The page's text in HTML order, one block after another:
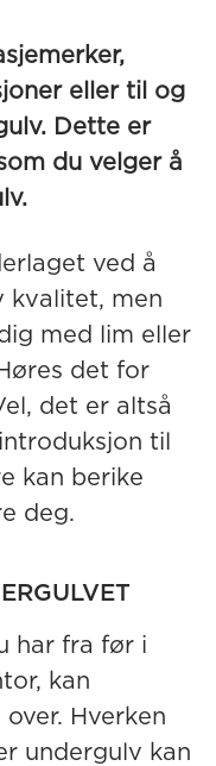
eller til og
Dette er
du velger å
ved å
kvalitet, men
med lim eller
det for
det er altså
til
kan berike
deg.
har fra før i
kan
Hverken
undergulv kan